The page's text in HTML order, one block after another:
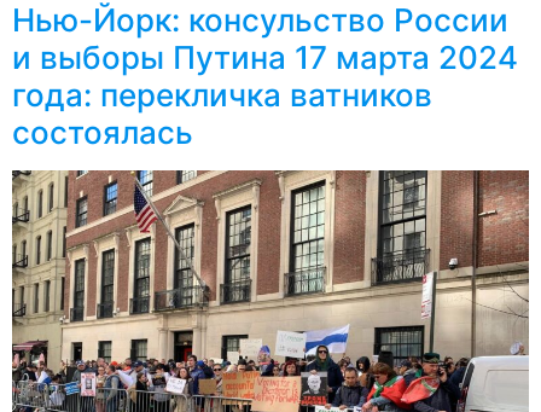
Нью-Йорк: консульство России
и выборы Путина 17 марта 2024
года: перекличка ватников
состоялась